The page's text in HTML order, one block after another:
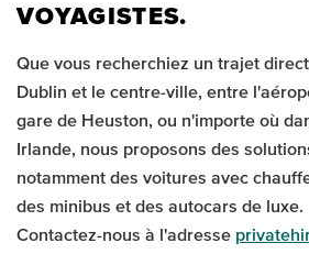
VOYAGISTES.
Que vous recherchiez un trajet
Dublin et le centre-ville, entre
gare de Heuston, ou n'importe où
Irlande, nous proposons des
notamment des voitures avec
des minibus et des autocars de luxe.
Contactez-nous à l'adresse